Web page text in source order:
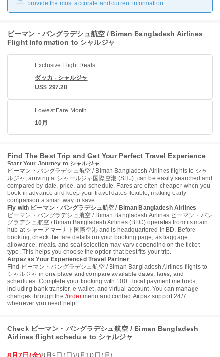
provide the most accurate and current information.
ビーマン・バングラデシュ航空 / Biman Bangladesh Airlines
Flight Information to シャルジャ
Exclusive Flight Deals
ダッカ - シャルジャ
US$ 297.28
Lowest Fare Month
10月
Find The Best Trip and Get Your Perfect Travel Experience
Start Your Journey to シャルジャ
ビーマン・バングラデシュ航空 / Biman Bangladesh Airlines flights to シャ
ルジャ, arriving at シャールジャ国際空港 (SHJ), can be easily searched and
compared by date, price, and schedule. Fares are often cheaper when you
book in advance and keep your travel dates flexible, making early
comparison a smart way to save.
Fly with ビーマン・バングラデシュ航空 / Biman Bangladesh Airlines
ビーマン・バングラデシュ航空 / Biman Bangladesh Airlines ビーマン・バン
グラデシュ航空 / Biman Bangladesh Airlines (BBC) operates from its main
hub at シャーアマーナト国際空港 and is headquartered in BD. Before
booking, check the fare details on your booking page, as baggage
allowance, meals, and seat selection may vary depending on the ticket
type. This helps you choose the option that best fits your trip.
Airpaz as Your Experienced Travel Partner
Find ビーマン・バングラデシュ航空 / Biman Bangladesh Airlines flights to
シャルジャ in one place and compare available dates, fares, and
schedules. Complete your booking with 100+ local payment methods,
including bank transfer, e-wallet, and virtual account. You can manage
changes through the /ordermenu and contact Airpaz support 24/7
whenever you need help.
Check ビーマン・バングラデシュ航空 / Biman Bangladesh
Airlines flight schedule to シャルジャ
8月7日(金)8月9日(日)8月10日(月)